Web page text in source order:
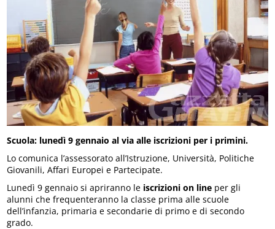
Scuola: lunedì 9 gennaio al via alle iscrizioni per i primini.
Lo comunica l’assessorato all’Istruzione, Università, Politiche
Giovanili, Affari Europei e Partecipate.
Lunedì 9 gennaio si apriranno le iscrizioni on line per gli
alunni che frequenteranno la classe prima alle scuole
dell’infanzia, primaria e secondarie di primo e di secondo
grado.